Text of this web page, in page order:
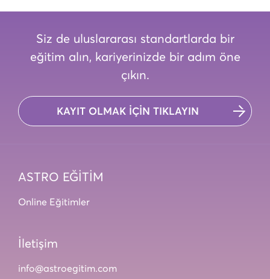
Siz de uluslararası standartlarda bir
eğitim alın, kariyerinizde bir adım öne
çıkın.
KAYIT OLMAK İÇİN TIKLAYIN
ASTRO EĞİTİM
Online Eğitimler
İletişim
info@astroegitim.com